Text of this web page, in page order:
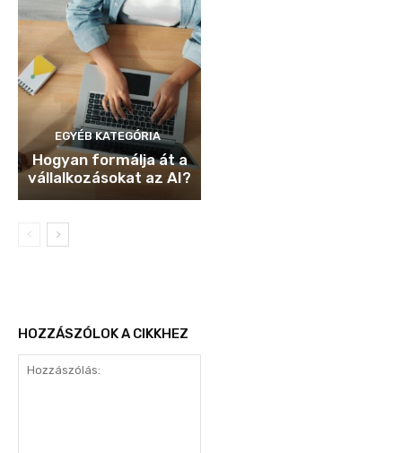
EGYÉB KATEGÓRIA
Hogyan formálja át a
vállalkozásokat az AI?
HOZZÁSZÓLOK A CIKKHEZ